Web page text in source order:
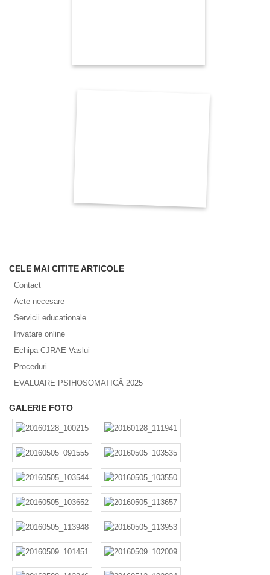
CELE MAI CITITE ARTICOLE
Contact
Acte necesare
Servicii educationale
Invatare online
Echipa CJRAE Vaslui
Proceduri
EVALUARE PSIHOSOMATICĂ 2025
GALERIE FOTO